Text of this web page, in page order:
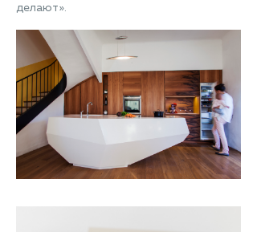
делают».